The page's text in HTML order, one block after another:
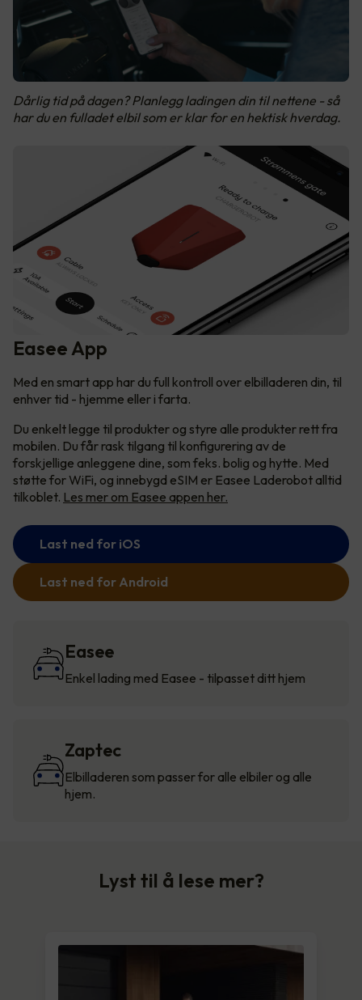
Dårlig tid på dagen? Planlegg ladingen din til nettene - så
har du en fulladet elbil som er klar for en hektisk hverdag.
Easee App
Med en smart app har du full kontroll over elbilladeren din, til
enhver tid - hjemme eller i farta.
Du enkelt legge til produkter og styre alle produkter rett fra
mobilen. Du får rask tilgang til konfigurering av de
forskjellige anleggene dine, som feks. bolig og hytte. Med
støtte for WiFi, og innebygd eSIM er Easee Laderobot alltid
tilkoblet. Les mer om Easee appen her.
Last ned for iOS
Last ned for Android
Easee
Enkel lading med Easee - tilpasset ditt hjem
Zaptec
Elbilladeren som passer for alle elbiler og alle
hjem.
Lyst til å lese mer?